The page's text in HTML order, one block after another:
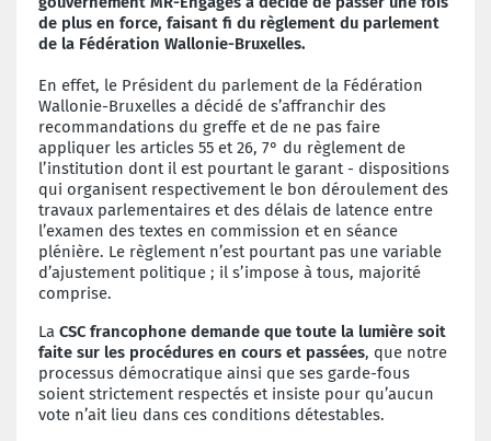
de plus en force, faisant fi du règlement du parlement
de la Fédération Wallonie-Bruxelles.
En effet, le Président du parlement de la Fédération
Wallonie-Bruxelles a décidé de s’affranchir des
recommandations du greffe et de ne pas faire
appliquer les articles 55 et 26, 7° du règlement de
l’institution dont il est pourtant le garant - dispositions
qui organisent respectivement le bon déroulement des
travaux parlementaires et des délais de latence entre
l’examen des textes en commission et en séance
plénière. Le règlement n’est pourtant pas une variable
d’ajustement politique ; il s’impose à tous, majorité
comprise.
La CSC francophone demande que toute la lumière soit
faite sur les procédures en cours et passées, que notre
processus démocratique ainsi que ses garde-fous
soient strictement respectés et insiste pour qu’aucun
vote n’ait lieu dans ces conditions détestables.